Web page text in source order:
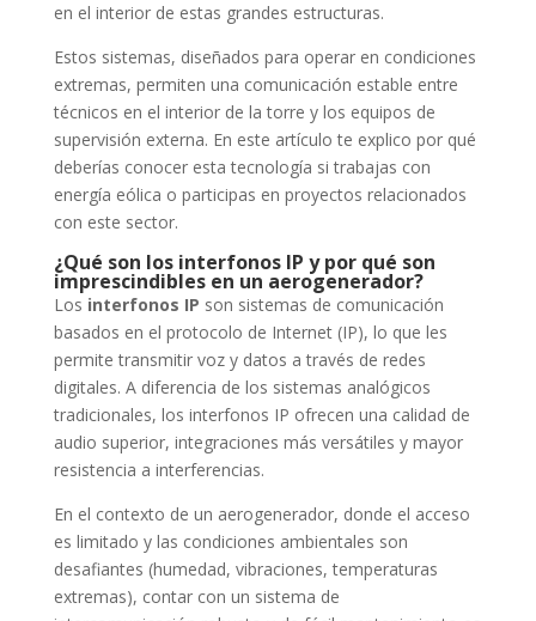
en el interior de estas grandes estructuras.
Estos sistemas, diseñados para operar en condiciones
extremas, permiten una comunicación estable entre
técnicos en el interior de la torre y los equipos de
supervisión externa. En este artículo te explico por qué
deberías conocer esta tecnología si trabajas con
energía eólica o participas en proyectos relacionados
con este sector.
¿Qué son los interfonos IP y por qué son
imprescindibles en un aerogenerador?
Los interfonos IP son sistemas de comunicación
basados en el protocolo de Internet (IP), lo que les
permite transmitir voz y datos a través de redes
digitales. A diferencia de los sistemas analógicos
tradicionales, los interfonos IP ofrecen una calidad de
audio superior, integraciones más versátiles y mayor
resistencia a interferencias.
En el contexto de un aerogenerador, donde el acceso
es limitado y las condiciones ambientales son
desafiantes (humedad, vibraciones, temperaturas
extremas), contar con un sistema de